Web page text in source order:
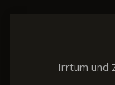
Irrtum und